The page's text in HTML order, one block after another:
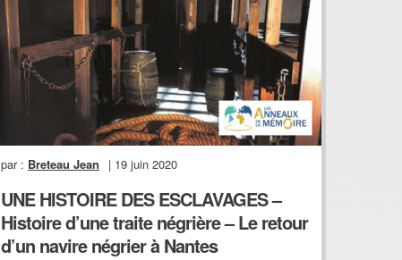
par : Breteau Jean | 19 juin 2020
UNE HISTOIRE DES ESCLAVAGES –
Histoire d’une traite négrière – Le retour
d’un navire négrier à Nantes